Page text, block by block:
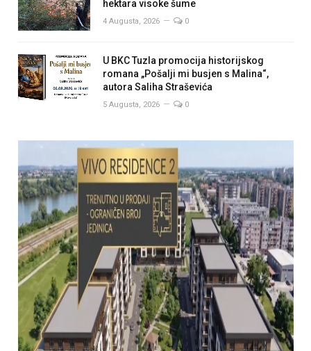
hektara visoke šume
4 Augusta, 2026 0
U BKC Tuzla promocija historijskog
romana „Pošalji mi busjen s Malina“,
autora Saliha Straševića
5 Augusta, 2026 0